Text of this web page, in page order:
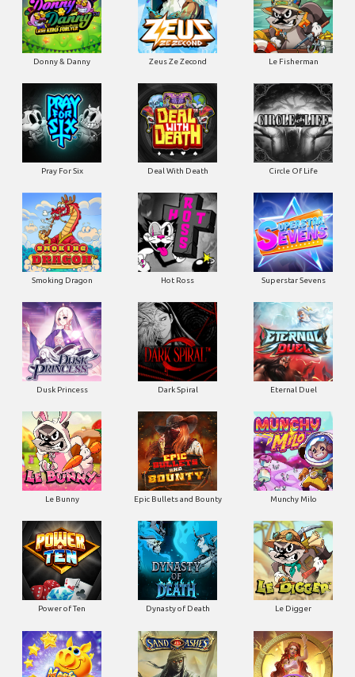
Donny & Danny Zeus Ze Zecond Le Fisherman
Pray For Six Deal With Death Circle Of Life
Smoking Dragon Hot Ross Superstar Sevens
Dusk Princess Dark Spiral Eternal Duel
Le Bunny Epic Bullets and Bounty Munchy Milo
Power of Ten Dynasty of Death Le Digger